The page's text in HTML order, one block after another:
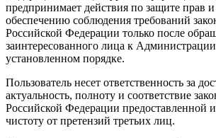
предпринимает действия по защите прав
обеспечению соблюдения требований
Российской Федерации только после
заинтересованного лица к
установленном порядке.
Пользователь несет ответственность за
актуальность, полноту и соответствие
Российской Федерации предоставленной
чистоту от претензий третьих лиц.